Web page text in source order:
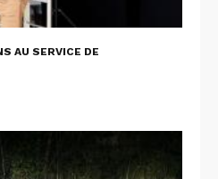
AU SERVICE DE